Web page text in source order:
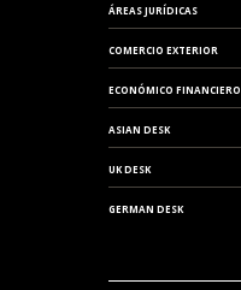
ÁREAS JURÍDICAS
COMERCIO EXTERIOR
ECONÓMICO FINANCIERO
ASIAN DESK
UK DESK
GERMAN DESK